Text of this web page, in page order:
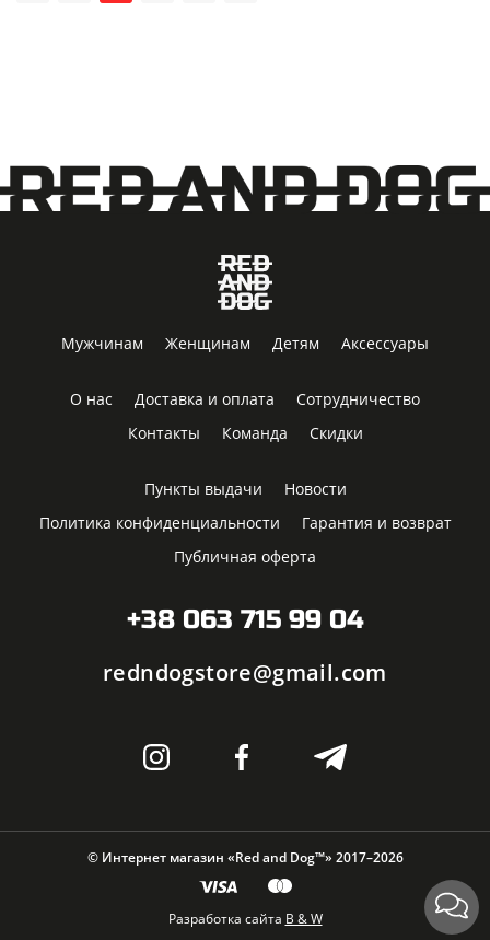
Мужчинам Женщинам Детям Аксессуары
О нас Доставка и оплата
Сотрудничество
Контакты
Команда Скидки
Пункты выдачи
Новости
Политика конфиденциальности
Гарантия и возврат
Публичная оферта
+38 063 715 99 04
redndogstore@gmail.com
Разработка сайта B & W
© Интернет магазин «Red and Dog™» 2017–2026